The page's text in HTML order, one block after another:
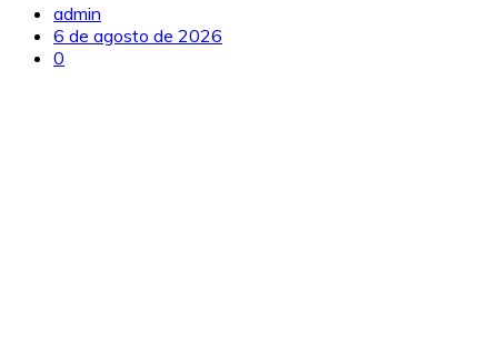
admin
6 de agosto de 2026
0